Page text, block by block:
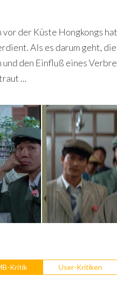
der Küste Hongkongs
Als es darum geht,
den Einfluß eines
...
Kritik User-Kritiken